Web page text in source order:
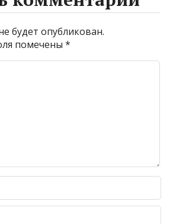
будет опубликован.
помечены*